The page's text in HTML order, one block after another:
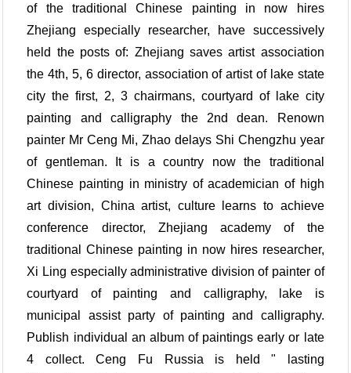
of the traditional Chinese painting in now hires
Zhejiang especially researcher, have successively
held the posts of: Zhejiang saves artist association
the 4th, 5, 6 director, association of artist of lake state
city the first, 2, 3 chairmans, courtyard of lake city
painting and calligraphy the 2nd dean. Renown
painter Mr Ceng Mi, Zhao delays Shi Chengzhu year
of gentleman. It is a country now the traditional
Chinese painting in ministry of academician of high
art division, China artist, culture learns to achieve
conference director, Zhejiang academy of the
traditional Chinese painting in now hires researcher,
Xi Ling especially administrative division of painter of
courtyard of painting and calligraphy, lake is
municipal assist party of painting and calligraphy.
Publish individual an album of paintings early or late
4 collect. Ceng Fu Russia is held " lasting